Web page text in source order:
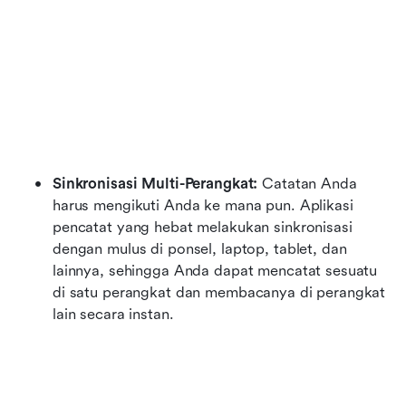
Sinkronisasi Multi-Perangkat: Catatan Anda
harus mengikuti Anda ke mana pun. Aplikasi
pencatat yang hebat melakukan sinkronisasi
dengan mulus di ponsel, laptop, tablet, dan
lainnya, sehingga Anda dapat mencatat sesuatu
di satu perangkat dan membacanya di perangkat
lain secara instan.